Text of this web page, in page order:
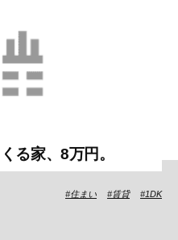
る家、8万円。
住まい 賃貸 1DK